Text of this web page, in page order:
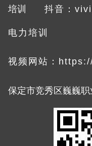
培训 抖音：
电力培训
视频网站：
保定市竞秀区巍巍